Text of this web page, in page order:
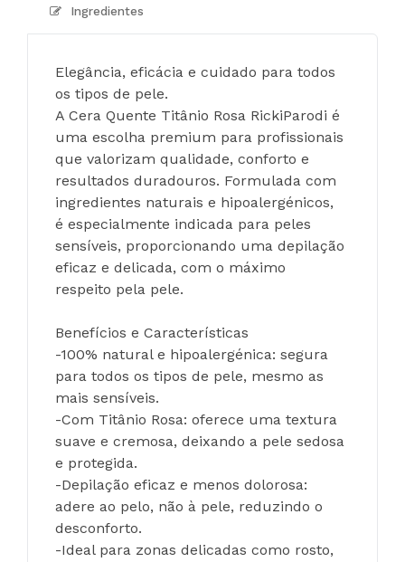
Ingredientes
Elegância, eficácia e cuidado para todos
os tipos de pele.
A Cera Quente Titânio Rosa RickiParodi é
uma escolha premium para profissionais
que valorizam qualidade, conforto e
resultados duradouros. Formulada com
ingredientes naturais e hipoalergénicos,
é especialmente indicada para peles
sensíveis, proporcionando uma depilação
eficaz e delicada, com o máximo
respeito pela pele.
Benefícios e Características
-100% natural e hipoalergénica: segura
para todos os tipos de pele, mesmo as
mais sensíveis.
-Com Titânio Rosa: oferece uma textura
suave e cremosa, deixando a pele sedosa
e protegida.
-Depilação eficaz e menos dolorosa:
adere ao pelo, não à pele, reduzindo o
desconforto.
-Ideal para zonas delicadas como rosto,